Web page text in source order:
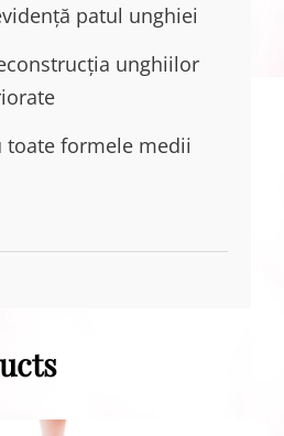
patul unghiei
unghiilor
toate formele medii